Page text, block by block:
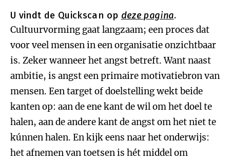
U vindt de Quickscan op deze pagina.
Cultuurvorming gaat langzaam; een proces dat
voor veel mensen in een organisatie onzichtbaar
is. Zeker wanneer het angst betreft. Want naast
ambitie, is angst een primaire motivatiebron van
mensen. Een target of doelstelling wekt beide
kanten op: aan de ene kant de wil om het doel te
halen, aan de andere kant de angst om het niet te
kúnnen halen. En kijk eens naar het onderwijs:
het afnemen van toetsen is hét middel om